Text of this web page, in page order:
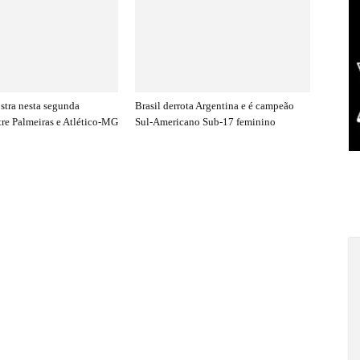
nesta segunda
Palmeiras e Atlético-MG
Brasil derrota Argentina e é campeão
Sul-Americano Sub-17 feminino